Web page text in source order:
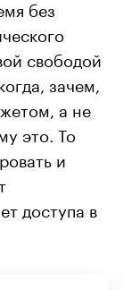
без
свободой
зачем,
а не
это. То
и
доступа в